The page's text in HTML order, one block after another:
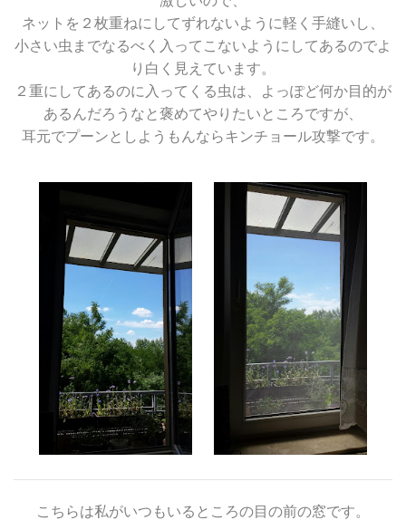
ネットを２枚重ねにしてずれないように軽く手縫いし、
小さい虫までなるべく入ってこないようにしてあるのでよ
り白く見えています。
２重にしてあるのに入ってくる虫は、よっぽど何か目的が
あるんだろうなと褒めてやりたいところですが、
耳元でプーンとしようもんならキンチョール攻撃です。
こちらは私がいつもいるところの目の前の窓です。